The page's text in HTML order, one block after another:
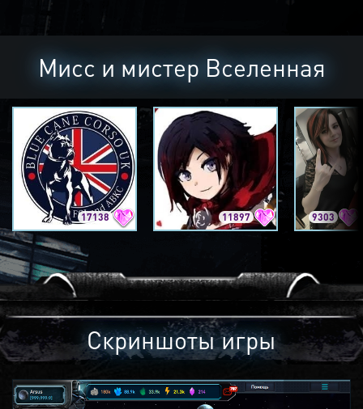
Мисс и мистер Вселенная
17138 11897 9303
Скриншоты игры